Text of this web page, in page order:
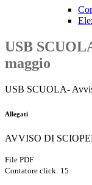
USB
maggio
USB SCUOLA-
Allegati
AVVISO DI
File PDF
Contatore click: 15